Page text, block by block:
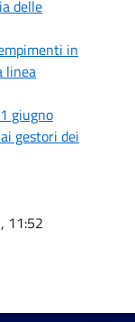
delle
in
linea
giugno
gestori dei
11:52